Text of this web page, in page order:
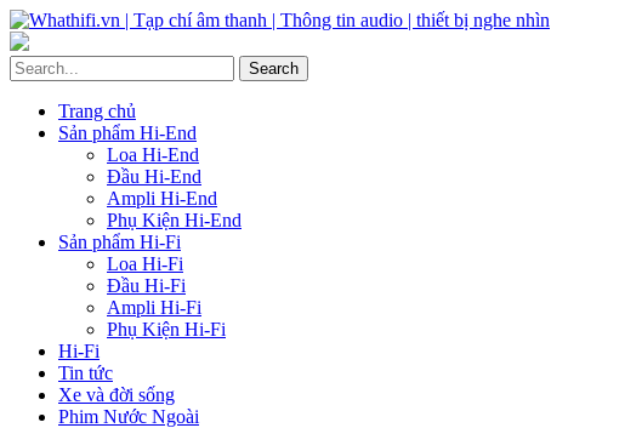
Trang chủ
Sản phẩm Hi-End
Loa Hi-End
Đầu Hi-End
Ampli Hi-End
Phụ Kiện Hi-End
Sản phẩm Hi-Fi
Loa Hi-Fi
Đầu Hi-Fi
Ampli Hi-Fi
Phụ Kiện Hi-Fi
Hi-Fi
Tin tức
Xe và đời sống
Phim Nước Ngoài